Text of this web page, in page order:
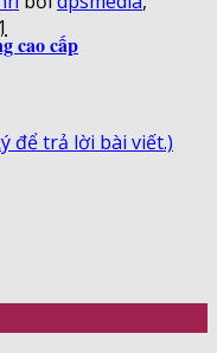
cao cấp
để trả lời bài viết.)